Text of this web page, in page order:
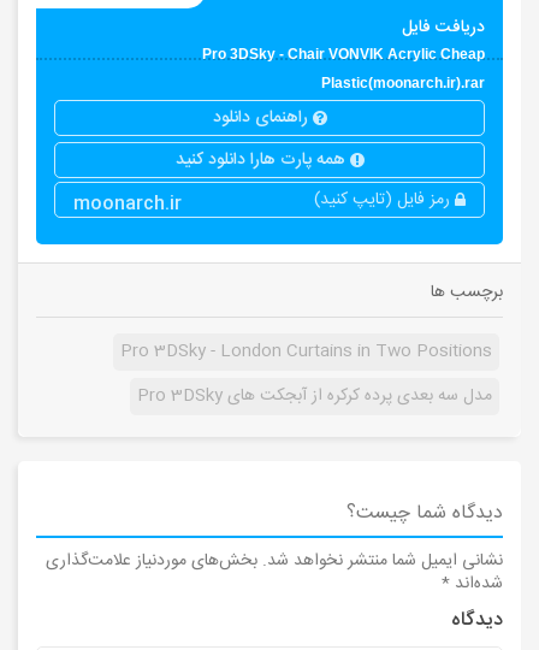
دریافت فایل
Pro 3DSky - Chair VONVIK Acrylic Cheap
Plastic(moonarch.ir).rar
راهنمای دانلود
همه پارت هارا دانلود کنید
رمز فایل (تایپ کنید)
moonarch.ir
برچسب ها
Pro 3DSky - London Curtains in Two Positions
مدل سه بعدی پرده کرکره از آبجکت های Pro 3DSky
دیدگاه شما چیست؟
نشانی ایمیل شما منتشر نخواهد شد. بخش‌های موردنیاز علامت‌گذاری
شده‌اند *
دیدگاه